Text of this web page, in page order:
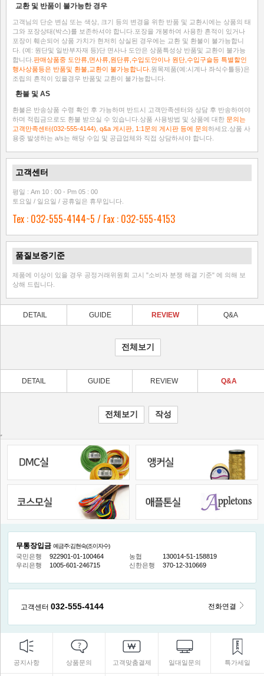
교환 및 반품이 불가능한 경우
고객님의 단순 변심 또는 색상, 크기 등의 변경을 위한 반품 및 교환시에는 상품의 태
그와 포장상태(박스)를 보존하셔야 합니다.포장을 개봉하여 사용한 흔적이 있거나
포장이 훼손되어 상품 가치가 현저히 상실된 경우에는 교환 및 환불이 불가능합니
다. (예: 원단및 일반부자재 등)단 면사나 도안은 상품특성상 반품및 교환이 불가능
합니다. 판매상품중 도안류,면사류,원단류,수입도안이나 원단,수입구슬등 특별할인
행사상품등은 반품및 환불,교환이 불가능합니다. 원목제품(예:시계나 좌식수틀등)은
조립의 흔적이 있을경우 반품및 교환이 불가능합니다.
환불 및 AS
환불은 반송상품 수령 확인 후 가능하며 반드시 고객만족센터와 상담 후 반송하여야
하며 적립금으로도 환불 받으실 수 있습니다.상품 사용방법 및 상품에 대한 문의는
고객만족센터(032-555-4144), q&a 게시판, 1:1문의 게시판 등에 문의하세요.상품 사
용중 발생하는 a/s는 해당 수입 및 공급업체와 직접 상담하셔야 합니다.
고객센터
평일 : Am 10 : 00 - Pm 05 : 00
토요일 / 일요일 / 공휴일은 휴무입니다.
Tex : 032-555-4144~5 / Fax : 032-555-4153
품질보증기준
제품에 이상이 있을 경우 공정거래위원회 고시 "소비자 분쟁 해결 기준" 에 의해 보
상해 드립니다.
DETAIL GUIDE REVIEW Q&A
DETAIL GUIDE REVIEW Q&A
무통장입금 예금주:김현숙(조이자수)
국민은행 922901-01-100464 농협
130014-51-158819
우리은행
1005-601-246715 신한은행 370-12-310669
고객센터032-555-4144 전화연결
공지사항 상품문의 고객맞춤결제 일대일문의 특가세일